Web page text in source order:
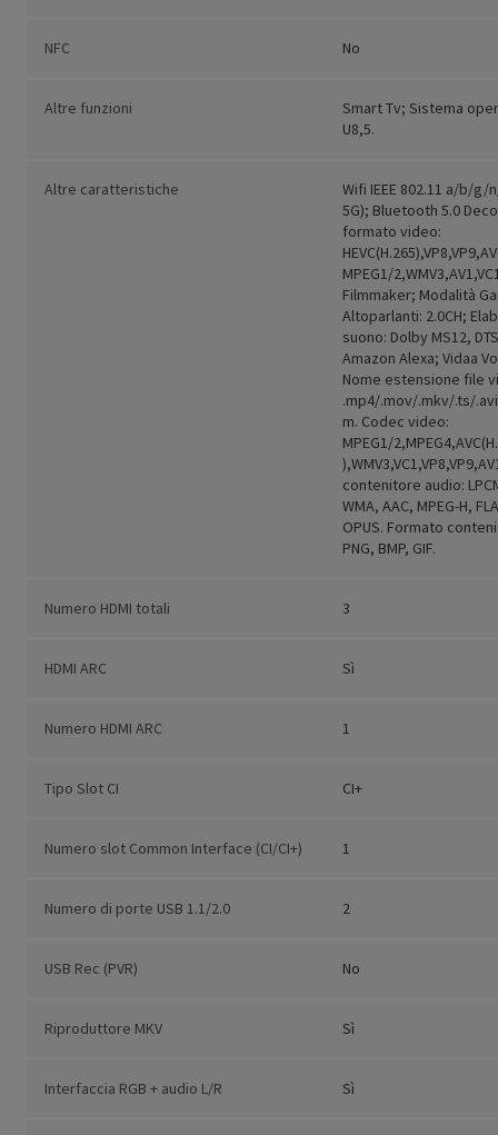
NFC No
Altre funzioni
Smart Tv; Sistema
U8,5.
Altre caratteristiche
Wifi IEEE 802.11 a/b/g/
5G); Bluetooth 5.0
formato video:
MPEG1/
Filmmaker; Modalità
Altoparlanti: 2.0CH;
suono: Dolby MS12,
Amazon Alexa; Vidaa
Nome estensione file
.mp4/.mov/.mkv/.ts/
m. Codec video:
MPEG1/
contenitore audio:
WMA, AAC, MPEG-H,
OPUS. Formato
PNG, BMP, GIF.
Numero HDMI totali 3
HDMI ARC Sì
Numero HDMI ARC 1
Tipo Slot CI CI+
Numero slot Common Interface (CI/CI+) 1
Numero di porte USB 1.1/2.0 2
USB Rec (PVR) No
Riproduttore MKV Sì
Interfaccia RGB + audio L/R Sì